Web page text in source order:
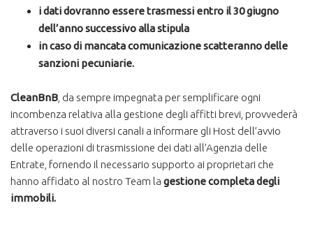
i dati dovranno essere trasmessi entro il 30 giugno
dell’anno successivo alla stipula
in caso di mancata comunicazione scatteranno delle
sanzioni pecuniarie.
CleanBnB , da sempre impegnata per semplificare ogni
incombenza relativa alla gestione degli affitti brevi, provvederà
attraverso i suoi diversi canali a informare gli Host dell’avvio
delle operazioni di trasmissione dei dati all’Agenzia delle
Entrate, fornendo il necessario supporto ai proprietari che
hanno affidato al nostro Team la gestione completa degli
immobili.